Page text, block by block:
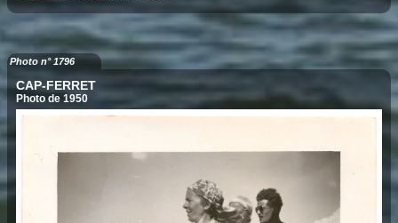
Photo n° 1796
CAP-FERRET
Photo de 1950